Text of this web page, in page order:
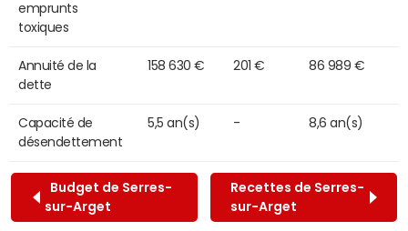
emprunts
toxiques
Annuité de la
dette
158 630 € 201 € 86 989 €
Capacité de
désendettement
5,5 an(s) - 8,6 an(s)
Budget de Serres-
sur-Arget
Recettes de Serres-
sur-Arget